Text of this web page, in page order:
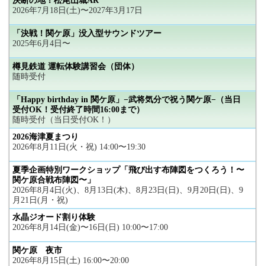
2026年7月18日(土)〜2027年3月17日
「決戦！関ケ原」没入型サウンドツアー
2025年6月4日〜
樽見鉄道 運転体験講習会（団体）
随時受付
「Happy birthday in 関ケ原」−武将気分で祝う関ケ原−（当日
受付OK！受付終了時間16:00まで）
随時受付（当日受付OK！）
2026海津夏まつり
2026年8月11日(火・祝) 14:00〜19:30
夏季企画特別ワークショップ「飛び出す布陣図をつくろう！〜
関ケ原合戦布陣図〜」
2026年8月4日(火)、8月13日(木)、8月23日(日)、9月20日(日)、9
月21日(月・祝)
水晶ジオード割り体験
2026年8月14日(金)〜16日(日) 10:00〜17:00
関ケ原 夜市
2026年8月15日(土) 16:00〜20:00